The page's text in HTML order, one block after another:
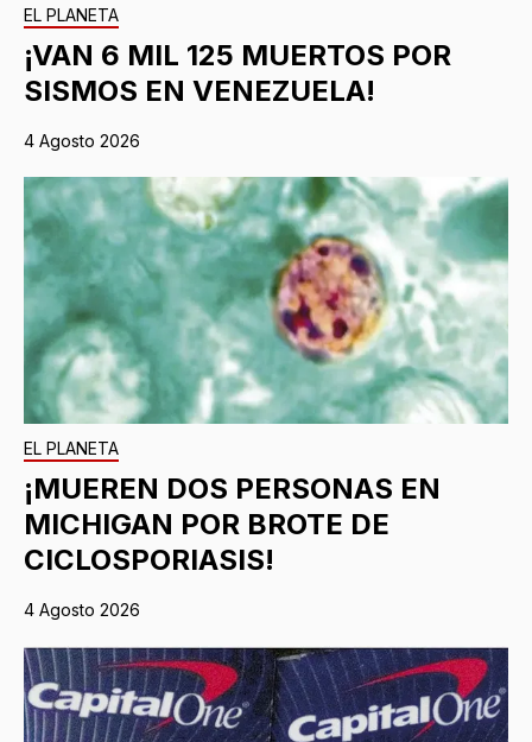
EL PLANETA
¡VAN 6 MIL 125 MUERTOS POR
SISMOS EN VENEZUELA!
4 Agosto 2026
EL PLANETA
¡MUEREN DOS PERSONAS EN
MICHIGAN POR BROTE DE
CICLOSPORIASIS!
4 Agosto 2026